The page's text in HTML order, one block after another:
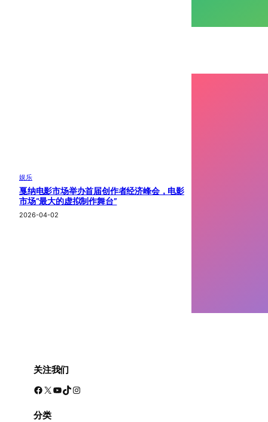
娱乐
戛纳电影市场举办首届创作者经济峰会，电影
市场“最大的虚拟制作舞台”
2026-04-02
关注我们
Facebook X YouTube TikTok Instagram
分类